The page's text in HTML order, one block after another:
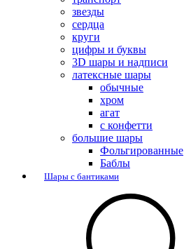
звезды
сердца
круги
цифры и буквы
3D шары и надписи
латексные шары
обычные
хром
агат
с конфетти
большие шары
Фольгированные
Баблы
Шары с бантиками